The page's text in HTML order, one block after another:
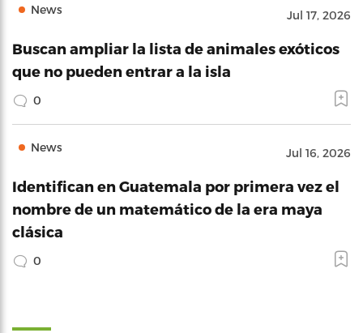
News Jul 17, 2026
Buscan ampliar la lista de animales exóticos
que no pueden entrar a la isla
0
News Jul 16, 2026
Identifican en Guatemala por primera vez el
nombre de un matemático de la era maya
clásica
0